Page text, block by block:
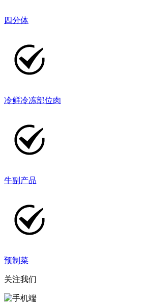
四分体
冷鲜冷冻部位肉
牛副产品
预制菜
关注我们